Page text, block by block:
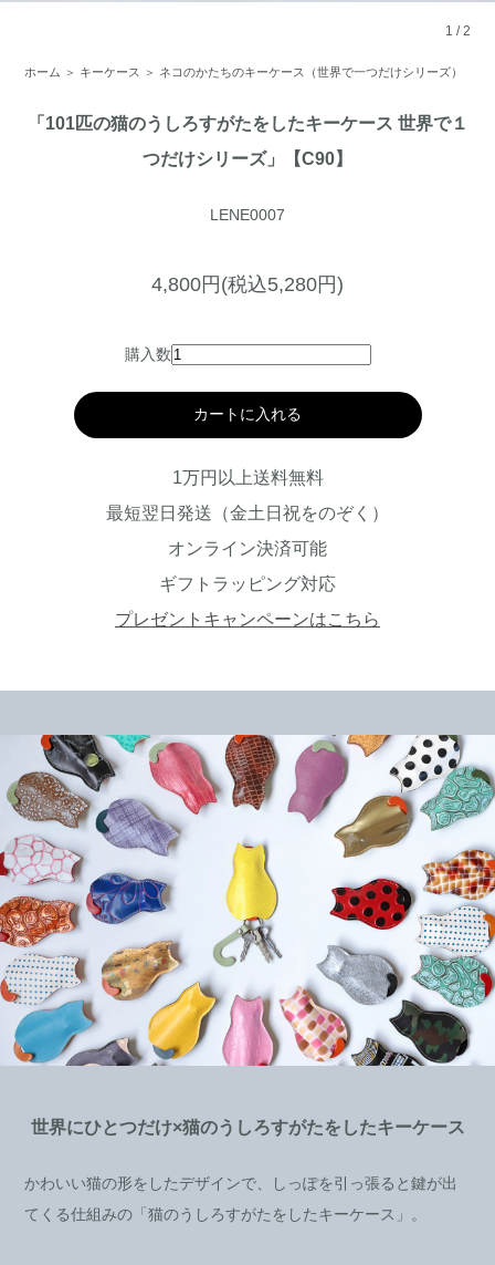
1 /2
ホーム ＞ キーケース ＞ ネコのかたちのキーケース（世界で一つだけシリーズ）
「101匹の猫のうしろすがたをしたキーケース 世界で１
つだけシリーズ」【C90】
LENE0007
4,800円(税込5,280円)
購入数
カートに入れる
1万円以上送料無料
最短翌日発送（金土日祝をのぞく）
オンライン決済可能
ギフトラッピング対応
プレゼントキャンペーンはこちら
世界にひとつだけ×猫のうしろすがたをしたキーケース
かわいい猫の形をしたデザインで、しっぽを引っ張ると鍵が出
てくる仕組みの「猫のうしろすがたをしたキーケース」。